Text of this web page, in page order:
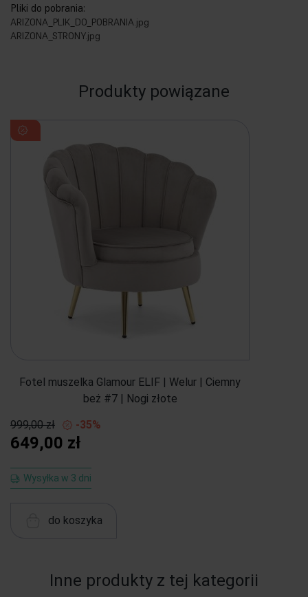
Pliki do pobrania:
ARIZONA_PLIK_DO_POBRANIA.jpg
ARIZONA_STRONY.jpg
Produkty powiązane
Fotel muszelka Glamour ELIF | Welur | Ciemny
beż #7 | Nogi złote
999,00 zł -35%
649,00 zł
Wysyłka w 3 dni
do koszyka
Inne produkty z tej kategorii